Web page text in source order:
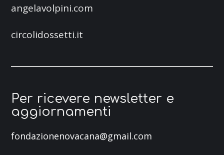
angelavolpini.com
circolidossetti.it
Per ricevere newsletter e
aggiornamenti
fondazionenovacana@gmail.com